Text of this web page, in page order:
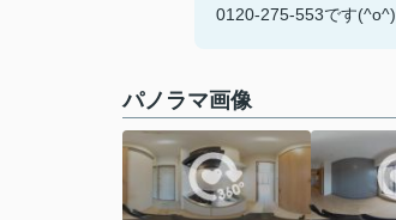
0120-275-553です(^o^)
パノラマ画像